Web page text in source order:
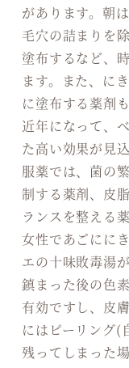
があります。朝
毛穴の詰まりを
塗布するなど、
ます。また、に
に塗布する薬剤
近年になって、
た高い効果が見
服薬では、菌の
制する薬剤、皮
ランスを整える
女性であごにに
エの十味敗毒湯
鎮まった後の色
有効ですし、皮
にはピーリング(
残ってしまった